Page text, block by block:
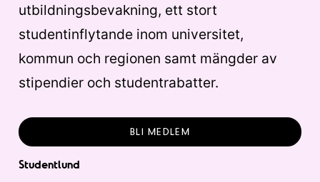
utbildningsbevakning, ett stort
studentinflytande inom universitet,
kommun och regionen samt mängder av
stipendier och studentrabatter.
BLI MEDLEM
Studentlund